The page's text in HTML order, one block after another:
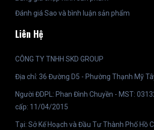
Đánh giá Sao và bình luận sản phẩm
Liên Hệ
CÔNG TY TNHH SKD GROUP
Địa chỉ: 36 Đường D5 - Phường Thạnh Mỹ
Người ĐDPL: Phan Đình Chuyền - MST:
cấp: 11/04/2015
Tại: Sở Kế Hoạch và Đầu Tư Thành Phố Hồ